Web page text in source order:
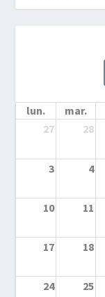
lun. mar.
27
28
3 4
10 11
17 18
24 25